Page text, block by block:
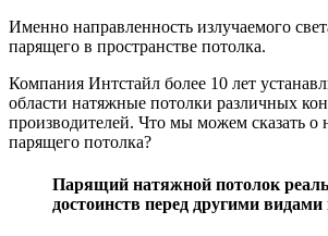
Именно направленность излучаемого
парящего в пространстве потолка.
Компания Интстайл более 10 лет
области натяжные потолки различных
производителей. Что мы можем сказать о
парящего потолка?
Парящий натяжной потолок
достоинств перед другими видами